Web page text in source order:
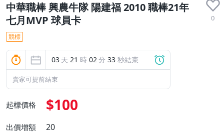
中華職棒 興農牛隊 陽建福 2010 職棒21年
七月MVP 球員卡
0
競標
03 天 21 時 02分 32 秒結束
賣家可提前結束
起標價格 $100
出價增額 20